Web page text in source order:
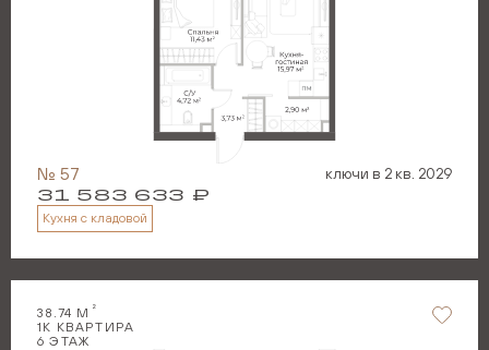
№ 57 ключи в 2 кв. 2029
31 583 633 ₽
Кухня с кладовой
38.74 М 2
1 К КВАРТИРА
6 ЭТАЖ